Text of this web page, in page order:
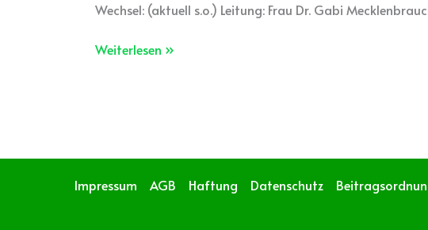
Wechsel: (aktuell s.o.) Leitung: Frau Dr. Gabi
Weiterlesen »
Impressum AGB Haftung Datenschutz